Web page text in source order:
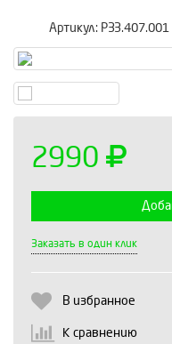
Артикул: РЗЗ.407.001
2990
Заказать в один клик
В избранное
К сравнению